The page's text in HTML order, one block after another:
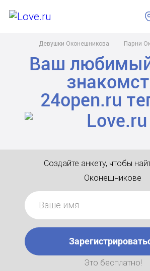
Девушки Оконешникова Парни
Ваш
24open.ru
Создайте анкету, чтобы
Оконешникове
Это бесплатно!